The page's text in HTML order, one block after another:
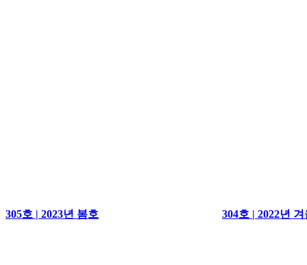
305호 | 2023년 봄호 304호 | 2022년